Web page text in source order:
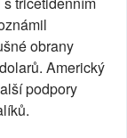
obrany
Americký
podpory